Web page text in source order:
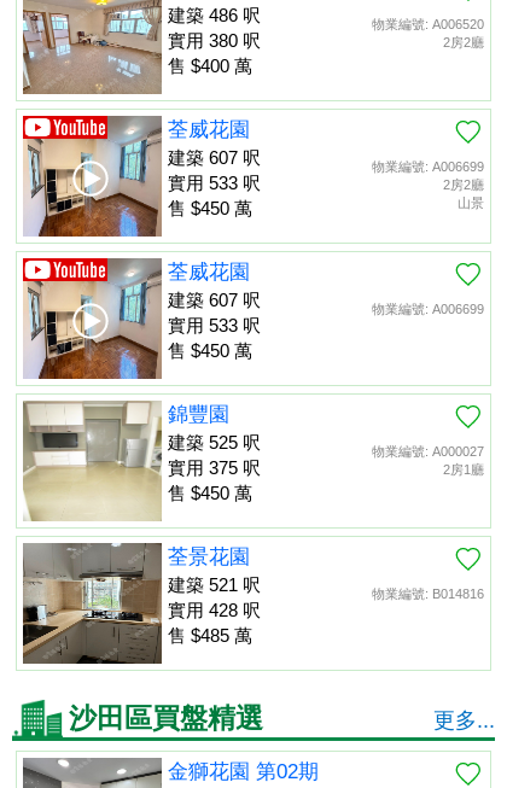
物業編號: A006520
2房2廳
建築 486 呎
實用 380 呎
售 $400 萬
物業編號: A006699
2房2廳
山景
荃威花園
建築 607 呎
實用 533 呎
售 $450 萬
物業編號: A006699
荃威花園
建築 607 呎
實用 533 呎
售 $450 萬
物業編號: A000027
2房1廳
錦豐園
建築 525 呎
實用 375 呎
售 $450 萬
物業編號: B014816
荃景花園
建築 521 呎
實用 428 呎
售 $485 萬
沙田區買盤精選 更多...
金獅花園 第02期